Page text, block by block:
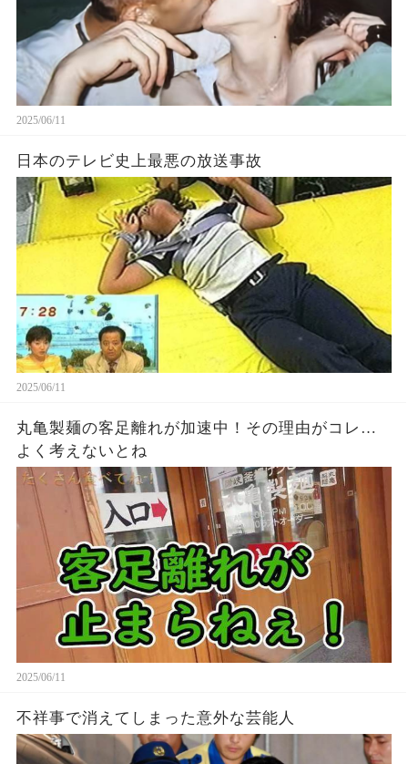
2025/06/11
日本のテレビ史上最悪の放送事故
2025/06/11
丸亀製麺の客足離れが加速中！その理由がコレ…
よく考えないとね
2025/06/11
不祥事で消えてしまった意外な芸能人